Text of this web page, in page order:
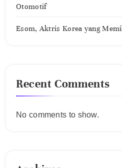
Otomotif
Esom, Aktris Korea yang
Recent Comments
No comments to show.